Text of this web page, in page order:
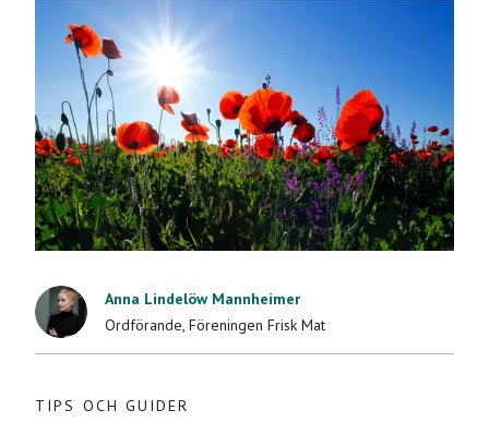
Glad Sommar från oss
på Frisk Mat
Anna Lindelöw Mannheimer
Ordförande, Föreningen Frisk Mat
TIPS OCH GUIDER